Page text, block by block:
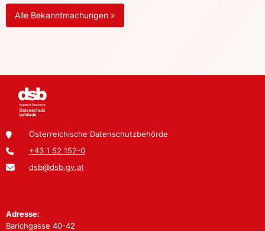
Alle Bekanntmachungen »
Österreichische Datenschutzbehörde
+43 1 52 152-0
dsb@dsb.gv.at
Adresse:
Barichgasse 40-42